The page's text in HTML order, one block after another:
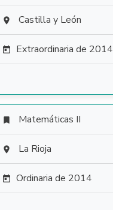
 Castilla y León
 Extraordinaria de 2014
 Matemáticas II
 La Rioja
 Ordinaria de 2014